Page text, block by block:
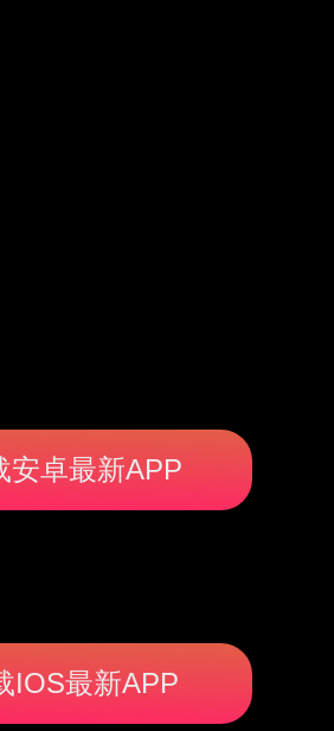
安卓最新APP
IOS最新APP